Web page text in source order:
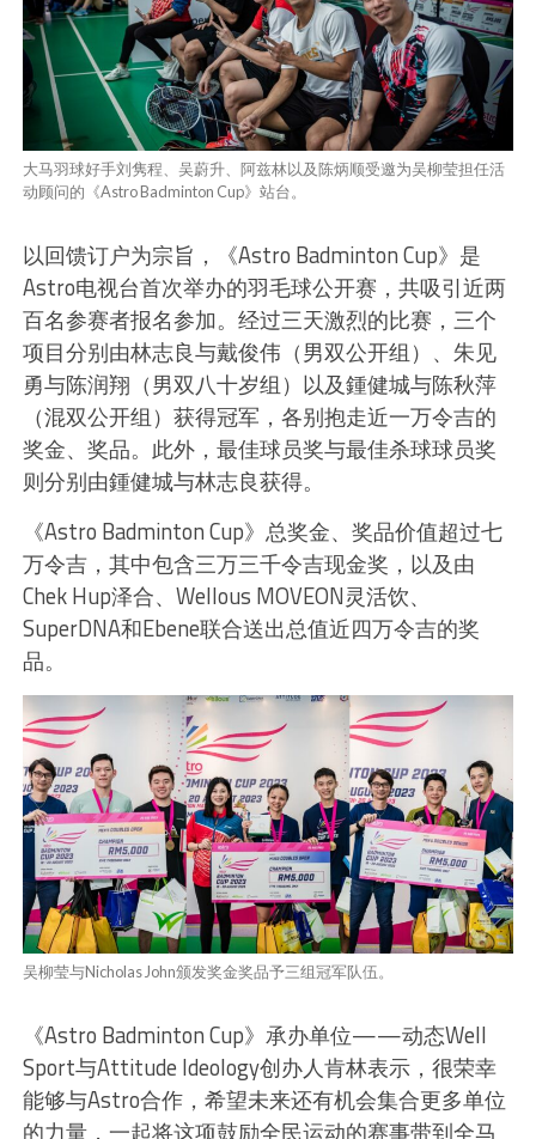
大马羽球好手刘隽程、吴蔚升、阿兹林以及陈炳顺受邀为吴柳莹担任活
动顾问的《Astro Badminton Cup》站台。
以回馈订户为宗旨，《Astro Badminton Cup》是
Astro电视台首次举办的羽毛球公开赛，共吸引近两
百名参赛者报名参加。经过三天激烈的比赛，三个
项目分别由林志良与戴俊伟（男双公开组）、朱见
勇与陈润翔（男双八十岁组）以及鍾健城与陈秋萍
（混双公开组）获得冠军，各别抱走近一万令吉的
奖金、奖品。此外，最佳球员奖与最佳杀球球员奖
则分别由鍾健城与林志良获得。
《Astro Badminton Cup》总奖金、奖品价值超过七
万令吉，其中包含三万三千令吉现金奖，以及由
Chek Hup泽合、Wellous MOVEON灵活饮、
SuperDNA和Ebene联合送出总值近四万令吉的奖
品。
吴柳莹与Nicholas John颁发奖金奖品予三组冠军队伍。
《Astro Badminton Cup》承办单位——动态Well
Sport与Attitude Ideology创办人肯林表示，很荣幸
能够与Astro合作，希望未来还有机会集合更多单位
的力量，一起将这项鼓励全民运动的赛事带到全马